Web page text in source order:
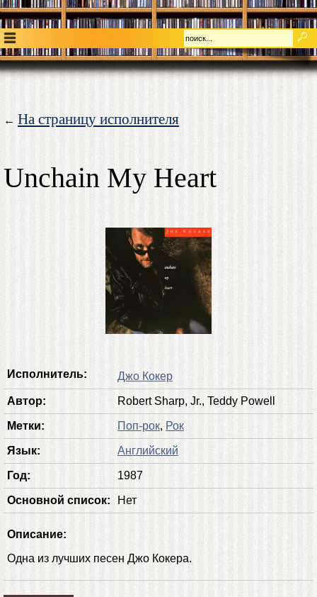
← На страницу исполнителя
Unchain My Heart
Исполнитель: Джо Кокер
Автор: Robert Sharp, Jr., Teddy Powell
Метки: Поп-рок, Рок
Язык: Английский
Год: 1987
Основной список: Нет
Описание:
Одна из лучших песен Джо Кокера.